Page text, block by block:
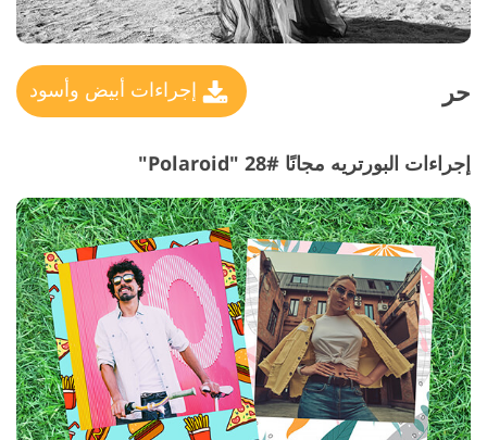
حر إجراءات أبيض وأسود
إجراءات البورتريه مجانًا #28 "Polaroid"